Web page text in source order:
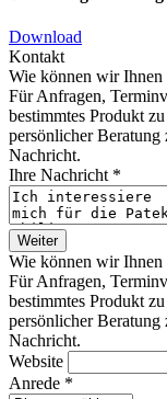
Download
Kontakt
Wie können wir
Für Anfragen,
bestimmtes Produkt
persönlicher
Nachricht.
Ihre Nachricht *
Weiter
Wie können wir
Für Anfragen,
bestimmtes Produkt
persönlicher
Nachricht.
Website
Anrede *